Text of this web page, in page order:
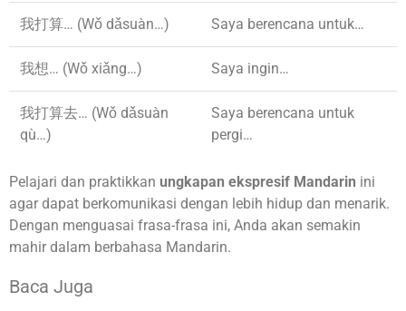
我打算… (Wǒ dǎsuàn…) Saya berencana untuk…
我想… (Wǒ xiǎng…) Saya ingin…
我打算去… (Wǒ dǎsuàn
qù…)
Saya berencana untuk
pergi…
Pelajari dan praktikkan ungkapan ekspresif Mandarin ini
agar dapat berkomunikasi dengan lebih hidup dan menarik.
Dengan menguasai frasa-frasa ini, Anda akan semakin
mahir dalam berbahasa Mandarin.
Baca Juga